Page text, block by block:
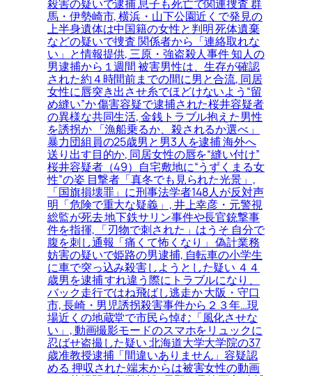
殺害の疑いで逮捕 息子も死亡で関連捜査 群
馬・伊勢崎市, 横浜・山下公園近くで発見の
上半身遺体は中国籍の女性と判明 死体遺棄
などの疑いで捜査 関係者から「連絡取れな
い」と情報提供, 三原・強盗殺人事件 知人の
男逮捕から１週間 被害男性は、生存が確認
された約４時間前までの間に男と合流, 同居
女性に唇突き出させ糸でほどけないよう“留
め縫い”か 傷害容疑で逮捕された桜井容疑者
の異様な共同生活, 金銭トラブル抱えた男性
を誘拐か 「漁船乗るか、殺されるか選べ」
暴力団組員の25歳男と男3人を逮捕 海外へ
送り出す目的か, 同居女性の唇を“縫い付け”
桜井容疑者（49）自宅敷地に“うずくまる女
性”の姿 目撃者「真冬でも見られた光景」,
「国旗損壊罪」に刑事法学者148人が反対声
明「危険で重大な疑義」, 井上幸彦・元警視
総監が死去 地下鉄サリン事件や長官銃撃事
件を指揮, 「刃物で刺された」はうそ 自分で
腹を刺し通報「痛くて怖くなり」 偽計業務
妨害の疑いで姫路の男逮捕, 自転車の小学生
に車で突っ込み殺害しようとした疑い ４４
歳男を逮捕 すれ違う際にトラブルになり、
バック走行ではね飛ばし逃走か 大阪・守口
市, 長崎・男児誘拐殺害事件から２３年…現
場近くの地蔵堂で市民ら悼む「風化させな
い」, 動画撮影モードのスマホをリュックに
忍ばせ盗撮した疑い 北海道大学大学院の37
歳准教授逮捕「間違いありません」容疑認
める 押収された端末からは被害女性の動画